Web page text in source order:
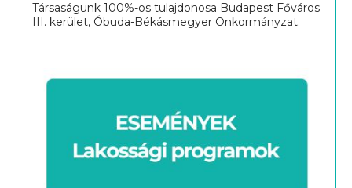
Társaságunk 100%-os tulajdonosa Budapest Főváros
III. kerület, Óbuda-Békásmegyer Önkormányzat.